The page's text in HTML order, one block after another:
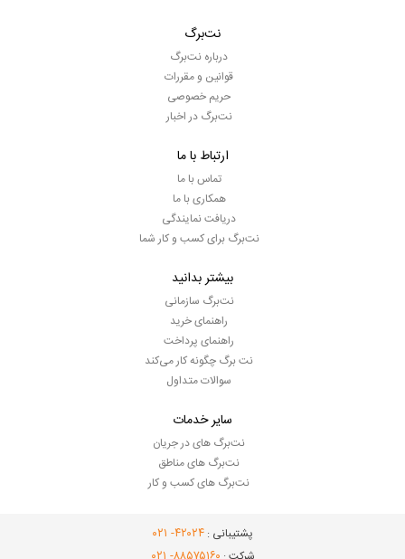
نت‌برگ
درباره نت‌برگ
قوانین و مقررات
حریم خصوصی
نت‌برگ در اخبار
ارتباط با ما
تماس با ما
همکاری با ما
دریافت نمایندگی
نت‌برگ برای کسب و کار شما
بیشتر بدانید
نت‌برگ سازمانی
راهنمای خرید
راهنمای پرداخت
نت برگ چگونه کار می‌کند
سوالات متداول
سایر خدمات
نت‌برگ های در جریان
نت‌برگ های مناطق
نت‌برگ های کسب و کار
پشتیبانی : ۴۲۰۲۴- ۰۲۱